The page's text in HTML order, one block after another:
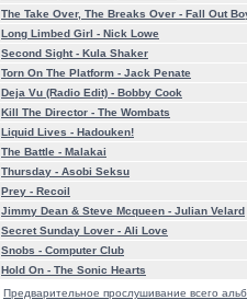
The Take Over, The Breaks Over - Fall Out
Long Limbed Girl - Nick Lowe
Second Sight - Kula Shaker
Torn On The Platform - Jack Penate
Deja Vu (Radio Edit) - Bobby Cook
Kill The Director - The Wombats
Liquid Lives - Hadouken!
The Battle - Malakai
Thursday - Asobi Seksu
Prey - Recoil
Jimmy Dean & Steve Mcqueen - Julian Velard
Secret Sunday Lover - Ali Love
Snobs - Computer Club
Hold On - The Sonic Hearts
Предварительное прослушивание всего